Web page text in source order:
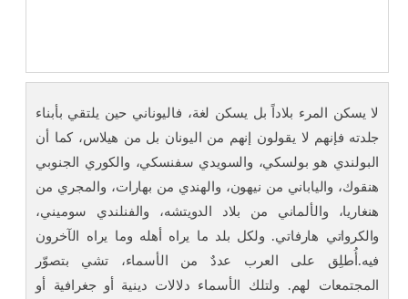
لا يسكن المرء بلاداً بل يسكن لغة، فاليوناني حين يلتقي بأبناء
جلدته فإنهم لا يقولون إنهم من اليونان بل من هيلاس، كما أن
البولندي هو بولسكي، والسويدي سفنسكي، والكوري الجنوبي
هنقوك، والياباني من نيهون، والهندي من بهارات، والمجري من
هنغاريا، والألماني من بلاد الدويتشه، والفنلندي سوميني،
والكرواتي هارفاتي. ولكل بلد ما يراه أهله وما يراه الآخرون
فيه.أُطلِق على العرب عددٌ من الأسماء، تشي بتصوّر
المجتمعات لهم. ولتلك الأسماء دلالات دينية أو جغرافية أو